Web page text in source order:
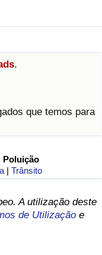
.
que temos para
Poluição
|Trânsito
A utilização deste
de Utilização e
País